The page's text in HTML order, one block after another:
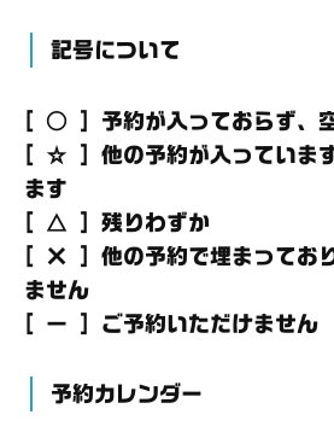
記号について
[ ○ ] 予約が入っておらず、
[ ☆ ] 他の予約が入っていま
ます
[ △ ] 残りわずか
[ × ] 他の予約で埋まってお
ません
[ － ] ご予約いただけません
予約カレンダー